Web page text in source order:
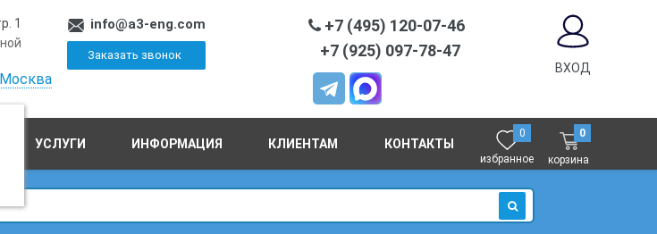
1
Москва
info@a3-eng.com
Заказать звонок
+7 (495) 120-07-46
+7 (925) 097-78-47
ВХОД
УСЛУГИ ИНФОРМАЦИЯ КЛИЕНТАМ КОНТАКТЫ
0
избранное
0
корзина
ИСКАТЬ